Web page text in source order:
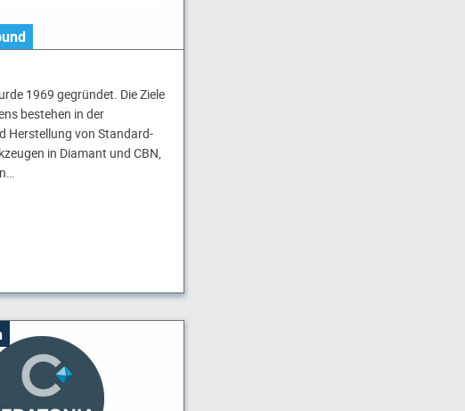
1969 gegründet. Die Ziele
bestehen in der
Herstellung von Standard-
in Diamant und CBN,